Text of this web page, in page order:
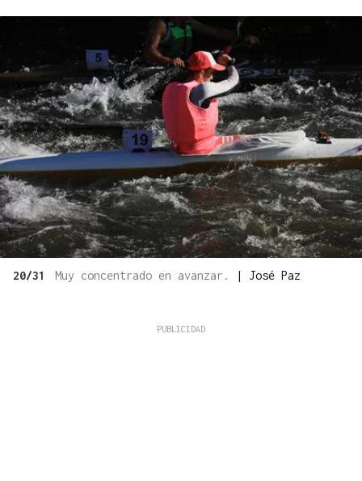
20/31 Muy concentrado en avanzar. | José Paz